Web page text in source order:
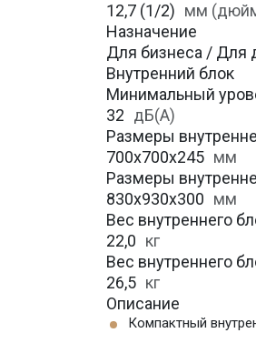
12,7 (1/2) мм
Назначение
Для бизнеса / Для
Внутренний блок
Минимальный
32 дБ(А)
Размеры
700x700x245 мм
Размеры
830x930x300 мм
Вес внутреннего
22,0 кг
Вес внутреннего
26,5 кг
Описание
Компактный